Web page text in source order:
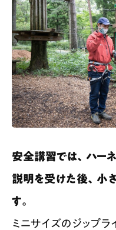
安全講習では、ハー
説明を受けた後、小
す。
ミニサイズのジップ